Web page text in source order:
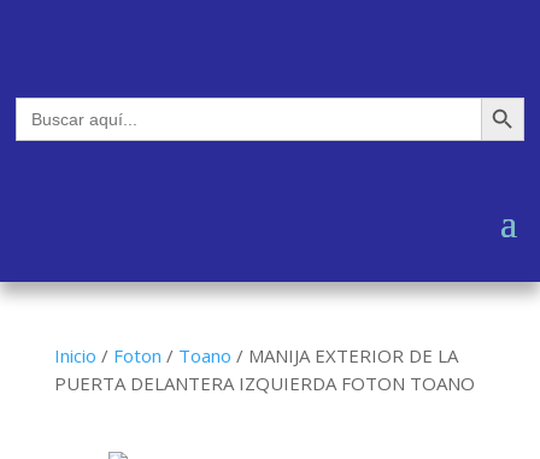
Buscar: Botón de
Inicio / Foton / Toano / MANIJA EXTERIOR DE LA
PUERTA DELANTERA IZQUIERDA FOTON TOANO